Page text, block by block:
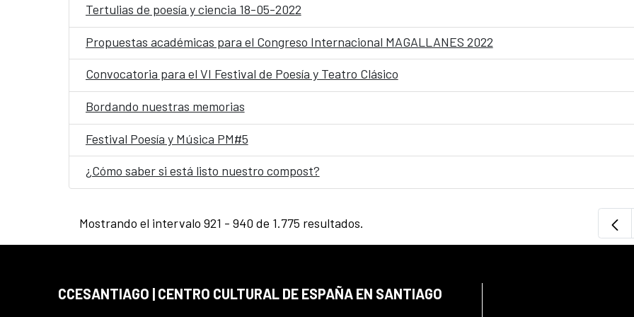
Tertulias de poesía y ciencia 18-05-2022
Propuestas académicas para el Congreso Internacional MAGALLANES 2022
Convocatoria para el VI Festival de Poesía y Teatro Clásico
Bordando nuestras memorias
Festival Poesía y Música PM#5
¿Cómo saber si está listo nuestro compost?
Mostrando el intervalo 921 - 940 de 1.775 resultados.
CCESANTIAGO | CENTRO CULTURAL DE ESPAÑA EN SANTIAGO